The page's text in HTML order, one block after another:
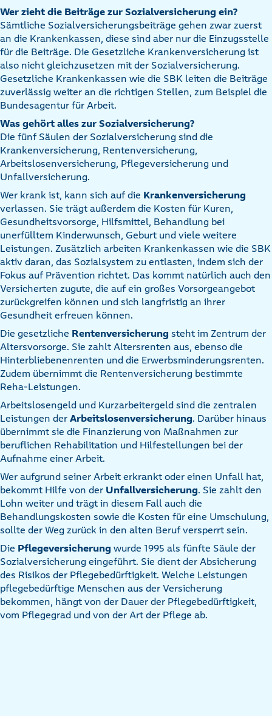
Wer zieht die Beiträge zur Sozialversicherung ein?
Sämtliche Sozialversicherungsbeiträge gehen zwar zuerst
an die Krankenkassen, diese sind aber nur die Einzugsstelle
für die Beiträge. Die Gesetzliche Krankenversicherung ist
also nicht gleichzusetzen mit der Sozialversicherung.
Gesetzliche Krankenkassen wie die SBK leiten die Beiträge
zuverlässig weiter an die richtigen Stellen, zum Beispiel die
Bundesagentur für Arbeit.
Was gehört alles zur Sozialversicherung?
Die fünf Säulen der Sozialversicherung sind die
Krankenversicherung, Rentenversicherung,
Arbeitslosenversicherung, Pflegeversicherung und
Unfallversicherung.
Wer krank ist, kann sich auf die Krankenversicherung
verlassen. Sie trägt außerdem die Kosten für Kuren,
Gesundheitsvorsorge, Hilfsmittel, Behandlung bei
unerfülltem Kinderwunsch, Geburt und viele weitere
Leistungen. Zusätzlich arbeiten Krankenkassen wie die SBK
aktiv daran, das Sozialsystem zu entlasten, indem sich der
Fokus auf Prävention richtet. Das kommt natürlich auch den
Versicherten zugute, die auf ein großes Vorsorgeangebot
zurückgreifen können und sich langfristig an ihrer
Gesundheit erfreuen können.
Die gesetzliche Rentenversicherung steht im Zentrum der
Altersvorsorge. Sie zahlt Altersrenten aus, ebenso die
Hinterbliebenenrenten und die Erwerbsminderungsrenten.
Zudem übernimmt die Rentenversicherung bestimmte
Reha-Leistungen.
Arbeitslosengeld und Kurzarbeitergeld sind die zentralen
Leistungen der Arbeitslosenversicherung. Darüber hinaus
übernimmt sie die Finanzierung von Maßnahmen zur
beruflichen Rehabilitation und Hilfestellungen bei der
Aufnahme einer Arbeit.
Wer aufgrund seiner Arbeit erkrankt oder einen Unfall hat,
bekommt Hilfe von der Unfallversicherung. Sie zahlt den
Lohn weiter und trägt in diesem Fall auch die
Behandlungskosten sowie die Kosten für eine Umschulung,
sollte der Weg zurück in den alten Beruf versperrt sein.
Die Pflegeversicherung wurde 1995 als fünfte Säule der
Sozialversicherung eingeführt. Sie dient der Absicherung
des Risikos der Pflegebedürftigkeit. Welche Leistungen
pflegebedürftige Menschen aus der Versicherung
bekommen, hängt von der Dauer der Pflegebedürftigkeit,
vom Pflegegrad und von der Art der Pflege ab.